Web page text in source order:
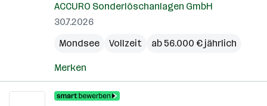
ACCURO Sonderlöschanlagen GmbH
30.7.2026
Mondsee
Vollzeit ab 56.000 € jährlich
Merken